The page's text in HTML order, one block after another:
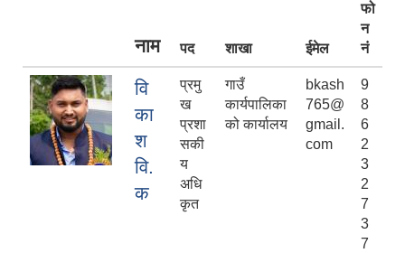
नाम पद शाखा ईमेल
फो
न
नं
वि
का
श
वि.
क
प्रमु
ख
प्रशा
सकी
य
अधि
कृत
गाउँ
कार्यपालिका
को कार्यालय
bkash
765@
gmail.
com
9
8
6
2
3
2
7
3
7